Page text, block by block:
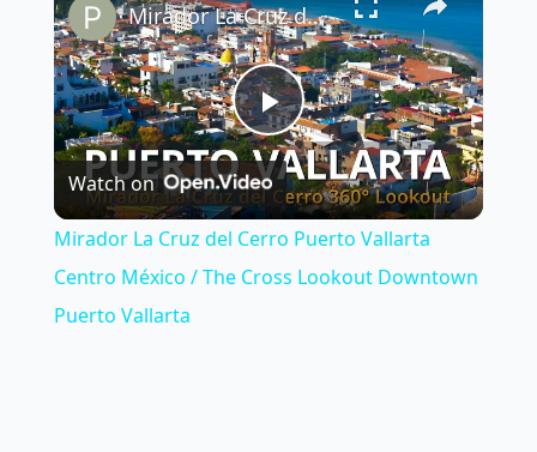
Play
Video
Mirador La Cruz del Cerro Puerto Vallarta Centro México / The Cross Lookout Downtown Puerto Vallarta
Watch on
Mirador La Cruz del Cerro Puerto Vallarta
Centro México / The Cross Lookout Downtown
Puerto Vallarta